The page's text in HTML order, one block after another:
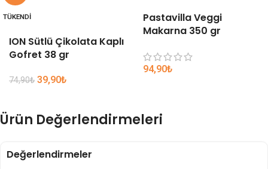
TÜKENDI
ION Sütlü Çikolata Kaplı
Gofret 38 gr
74,90₺ 39,90₺
Pastavilla Veggi
Makarna 350 gr
94,90₺
Ürün Değerlendirmeleri
Değerlendirmeler